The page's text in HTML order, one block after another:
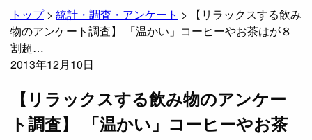
トップ> 統計・調査・アンケート >
【リラックスする飲み
物のアンケート調査】 「温かい」コーヒーやお茶はが８
割超…
2013年12月10日
【リラックスする飲み物のアンケー
ト調査】 「温かい」コーヒーやお茶